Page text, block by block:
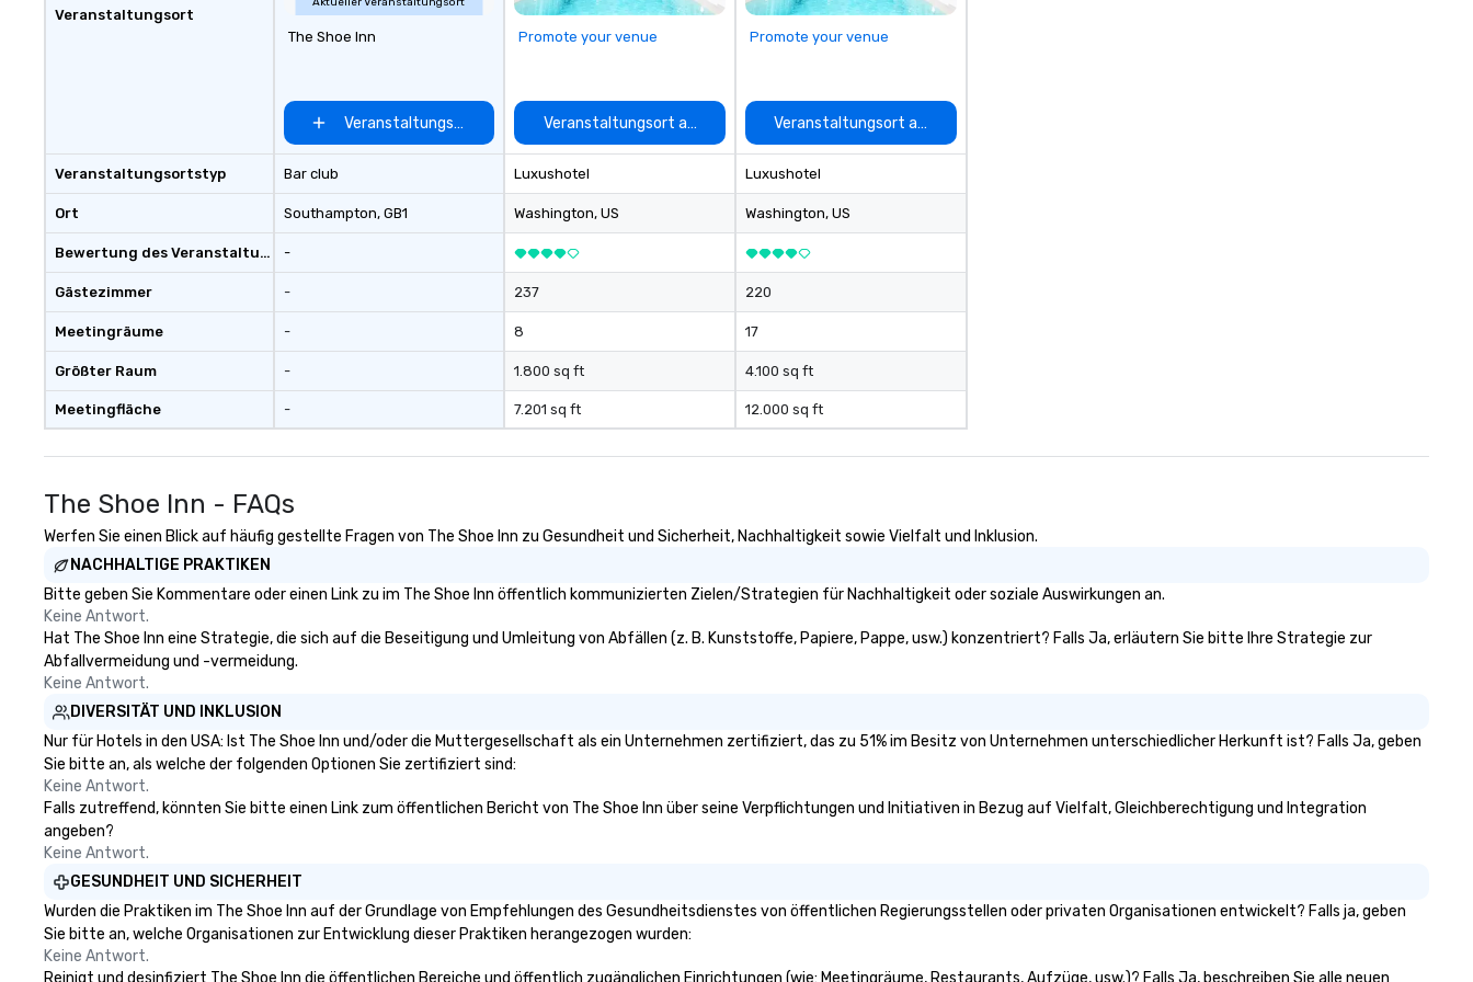
Veranstaltungsort
Veranstaltungsortstyp
Ort
Bewertung des Veranstaltungsortes
Gästezimmer
Meetingräume
Größter Raum
Meetingfläche
The Shoe Inn
Veranstaltungsort auswählen
Bar club
Southampton, GB1
-
-
-
-
-
Promote your venue
Veranstaltungsort auswählen
Luxushotel
Washington, US
237
8
1.800 sq ft
7.201 sq ft
Promote your venue
Veranstaltungsort auswählen
Luxushotel
Washington, US
220
17
4.100 sq ft
12.000 sq ft
The Shoe Inn - FAQs
Werfen Sie einen Blick auf häufig gestellte Fragen von The Shoe Inn zu Gesundheit und Sicherheit, Nachhaltigkeit sowie Vielfalt und Inklusion.
NACHHALTIGE PRAKTIKEN
Bitte geben Sie Kommentare oder einen Link zu im The Shoe Inn öffentlich kommunizierten Zielen/Strategien für Nachhaltigkeit oder soziale Auswirkungen an.
Keine Antwort.
Hat The Shoe Inn eine Strategie, die sich auf die Beseitigung und Umleitung von Abfällen (z. B. Kunststoffe, Papiere, Pappe, usw.) konzentriert? Falls Ja, erläutern Sie bitte Ihre Strategie zur
Abfallvermeidung und -vermeidung.
Keine Antwort.
DIVERSITÄT UND INKLUSION
Nur für Hotels in den USA: Ist The Shoe Inn und/oder die Muttergesellschaft als ein Unternehmen zertifiziert, das zu 51% im Besitz von Unternehmen unterschiedlicher Herkunft ist? Falls Ja, geben
Sie bitte an, als welche der folgenden Optionen Sie zertifiziert sind:
Keine Antwort.
Falls zutreffend, könnten Sie bitte einen Link zum öffentlichen Bericht von The Shoe Inn über seine Verpflichtungen und Initiativen in Bezug auf Vielfalt, Gleichberechtigung und Integration
angeben?
Keine Antwort.
GESUNDHEIT UND SICHERHEIT
Wurden die Praktiken im The Shoe Inn auf der Grundlage von Empfehlungen des Gesundheitsdienstes von öffentlichen Regierungsstellen oder privaten Organisationen entwickelt? Falls ja, geben
Sie bitte an, welche Organisationen zur Entwicklung dieser Praktiken herangezogen wurden:
Keine Antwort.
Reinigt und desinfiziert The Shoe Inn die öffentlichen Bereiche und öffentlich zugänglichen Einrichtungen (wie: Meetingräume, Restaurants, Aufzüge, usw.)? Falls Ja, beschreiben Sie alle neuen